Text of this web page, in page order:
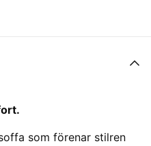
som förenar stilren